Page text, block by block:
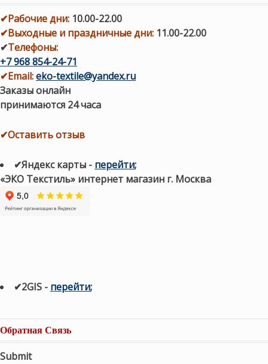
✔Рабочие дни: 10.00-22.00
✔Выходные и праздничные дни: 11.00-22.00
✔Телефоны:
+7 968 854-24-71
✔Email:eko-textile@yandex.ru
Заказы онлайн
принимаются 24 часа
✔Оставить отзыв
✔Яндекс карты - перейти;
«ЭКО Текстиль» интернет магазин г. Москва
✔2GIS - перейти;
Обратная Связь
Submit